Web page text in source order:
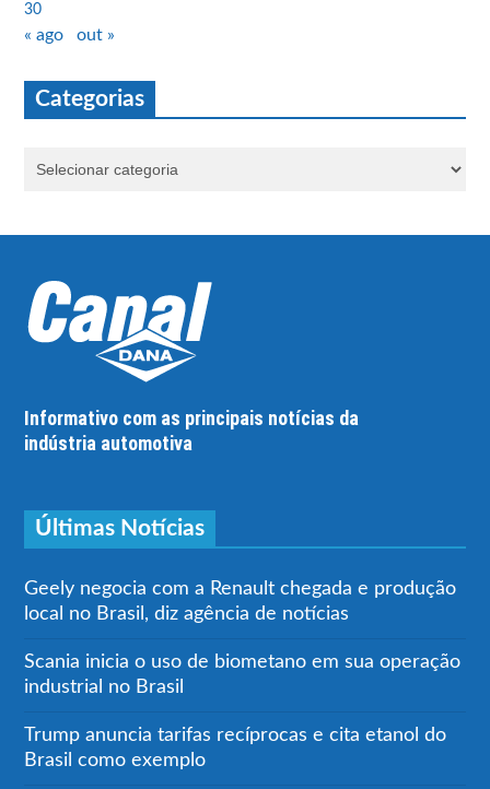
30
« ago out »
Categorias
Informativo com as principais notícias da
indústria automotiva
Últimas Notícias
Geely negocia com a Renault chegada e produção
local no Brasil, diz agência de notícias
Scania inicia o uso de biometano em sua operação
industrial no Brasil
Trump anuncia tarifas recíprocas e cita etanol do
Brasil como exemplo